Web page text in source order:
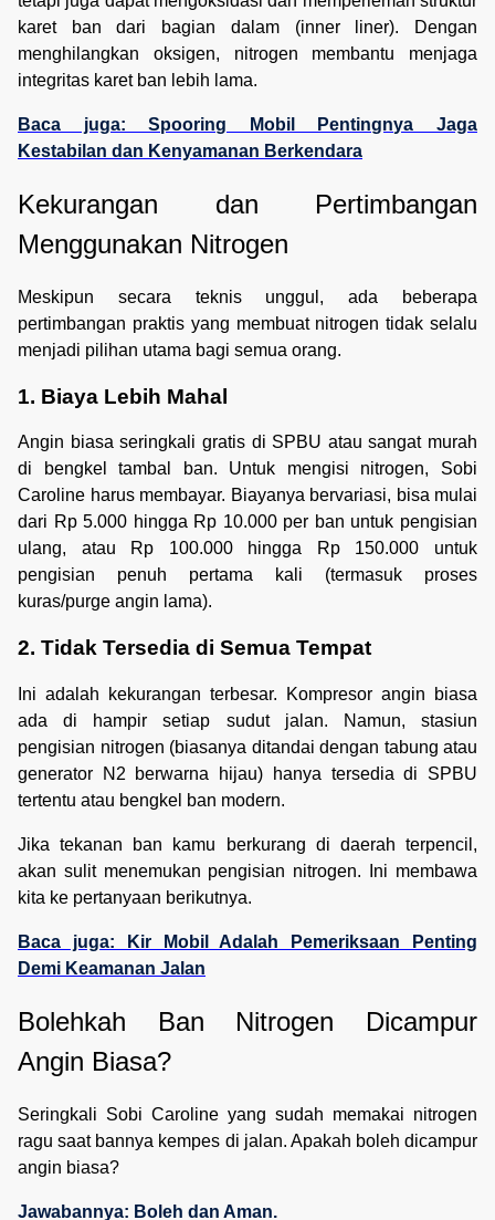
karet ban dari bagian dalam (inner liner). Dengan
menghilangkan oksigen, nitrogen membantu menjaga
integritas karet ban lebih lama.
Baca juga: Spooring Mobil Pentingnya Jaga
Kestabilan dan Kenyamanan Berkendara
Kekurangan dan Pertimbangan
Menggunakan Nitrogen
Meskipun secara teknis unggul, ada beberapa
pertimbangan praktis yang membuat nitrogen tidak selalu
menjadi pilihan utama bagi semua orang.
1. Biaya Lebih Mahal
Angin biasa seringkali gratis di SPBU atau sangat murah
di bengkel tambal ban. Untuk mengisi nitrogen, Sobi
Caroline harus membayar. Biayanya bervariasi, bisa mulai
dari Rp 5.000 hingga Rp 10.000 per ban untuk pengisian
ulang, atau Rp 100.000 hingga Rp 150.000 untuk
pengisian penuh pertama kali (termasuk proses
kuras/purge angin lama).
2. Tidak Tersedia di Semua Tempat
Ini adalah kekurangan terbesar. Kompresor angin biasa
ada di hampir setiap sudut jalan. Namun, stasiun
pengisian nitrogen (biasanya ditandai dengan tabung atau
generator N2 berwarna hijau) hanya tersedia di SPBU
tertentu atau bengkel ban modern.
Jika tekanan ban kamu berkurang di daerah terpencil,
akan sulit menemukan pengisian nitrogen. Ini membawa
kita ke pertanyaan berikutnya.
Baca juga: Kir Mobil Adalah Pemeriksaan Penting
Demi Keamanan Jalan
Bolehkah Ban Nitrogen Dicampur
Angin Biasa?
Seringkali Sobi Caroline yang sudah memakai nitrogen
ragu saat bannya kempes di jalan. Apakah boleh dicampur
angin biasa?
Jawabannya: Boleh dan Aman.